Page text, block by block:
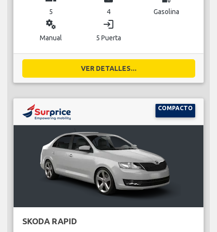
5 4 Gasolina
miscellaneous_services
Manual
login
5 Puerta
VER DETALLES...
COMPACTO
SKODA RAPID